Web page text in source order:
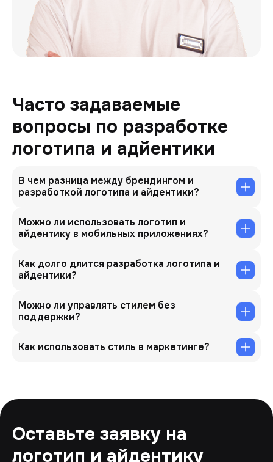
Часто задаваемые
вопросы по разработке
логотипа и адйентики
В чем разница между брендингом и
разработкой логотипа и айдентики?
Можно ли использовать логотип и
айдентику в мобильных приложениях?
Как долго длится разработка логотипа и
айдентики?
Можно ли управлять стилем без
поддержки?
Как использовать стиль в маркетинге?
Оставьте заявку на
логотип и айдентику